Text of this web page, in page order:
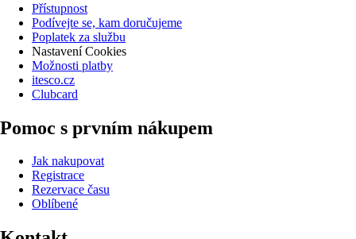
Přístupnost
Podívejte se, kam doručujeme
Poplatek za službu
Nastavení Cookies
Možnosti platby
itesco.cz
Clubcard
Pomoc s prvním nákupem
Jak nakupovat
Registrace
Rezervace času
Oblíbené